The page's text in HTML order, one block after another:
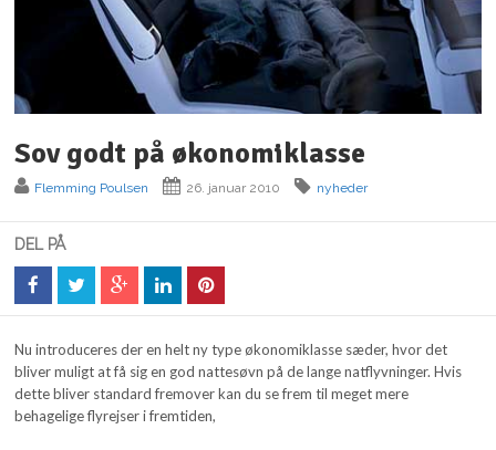
Sov godt på økonomiklasse
Flemming Poulsen 26. januar 2010 nyheder
DEL PÅ
Nu introduceres der en helt ny type økonomiklasse sæder, hvor det
bliver muligt at få sig en god nattesøvn på de lange natflyvninger. Hvis
dette bliver standard fremover kan du se frem til meget mere
behagelige flyrejser i fremtiden,